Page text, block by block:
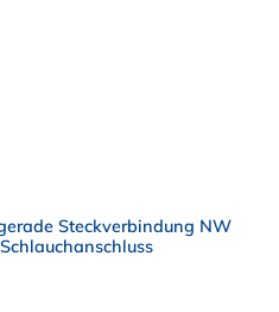
Steckverbindung NW